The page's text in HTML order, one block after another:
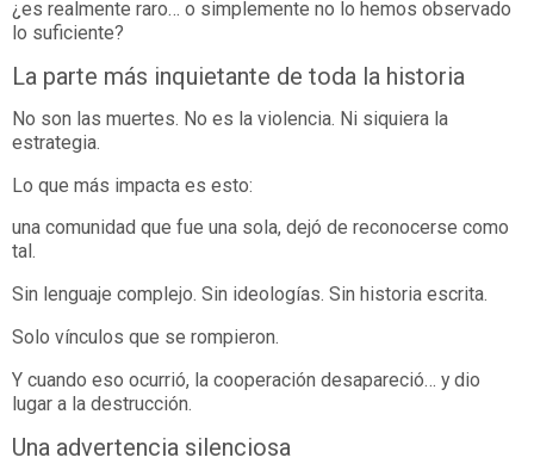
¿es realmente raro… o simplemente no lo hemos observado
lo suficiente?
La parte más inquietante de toda la historia
No son las muertes. No es la violencia. Ni siquiera la
estrategia.
Lo que más impacta es esto:
una comunidad que fue una sola, dejó de reconocerse como
tal.
Sin lenguaje complejo. Sin ideologías. Sin historia escrita.
Solo vínculos que se rompieron.
Y cuando eso ocurrió, la cooperación desapareció… y dio
lugar a la destrucción.
Una advertencia silenciosa